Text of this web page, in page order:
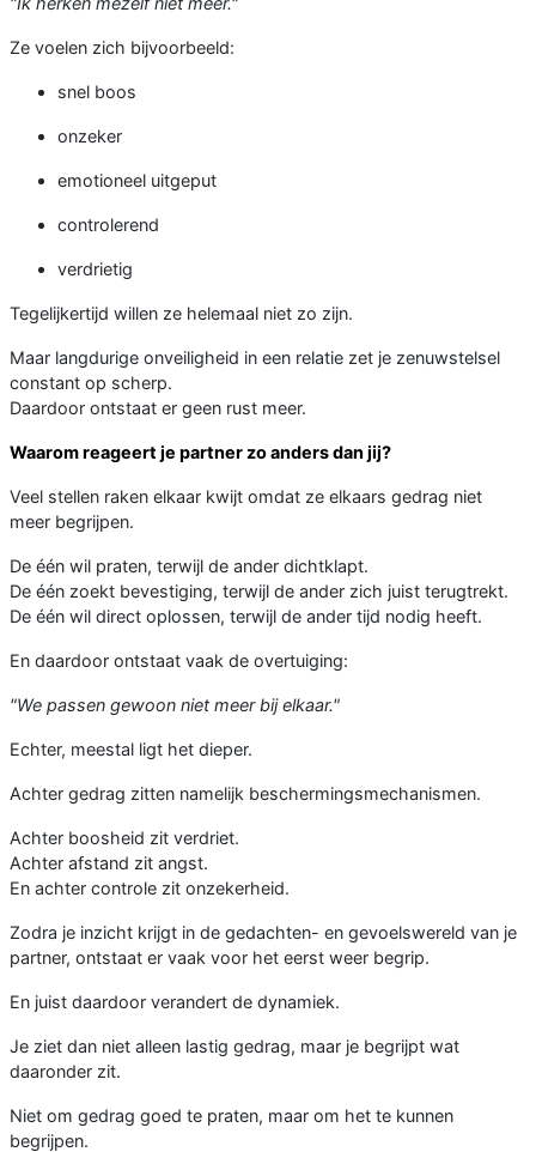
Ze voelen zich bijvoorbeeld:
snel boos
onzeker
emotioneel uitgeput
controlerend
verdrietig
Tegelijkertijd willen ze helemaal niet zo zijn.
Maar langdurige onveiligheid in een relatie zet je zenuwstelsel
constant op scherp.
Daardoor ontstaat er geen rust meer.
Waarom reageert je partner zo anders dan jij?
Veel stellen raken elkaar kwijt omdat ze elkaars gedrag niet
meer begrijpen.
De één wil praten, terwijl de ander dichtklapt.
De één zoekt bevestiging, terwijl de ander zich juist terugtrekt.
De één wil direct oplossen, terwijl de ander tijd nodig heeft.
En daardoor ontstaat vaak de overtuiging:
"We passen gewoon niet meer bij elkaar."
Echter, meestal ligt het dieper.
Achter gedrag zitten namelijk beschermingsmechanismen.
Achter boosheid zit verdriet.
Achter afstand zit angst.
En achter controle zit onzekerheid.
Zodra je inzicht krijgt in de gedachten- en gevoelswereld van je
partner, ontstaat er vaak voor het eerst weer begrip.
En juist daardoor verandert de dynamiek.
Je ziet dan niet alleen lastig gedrag, maar je begrijpt wat
daaronder zit.
Niet om gedrag goed te praten, maar om het te kunnen
begrijpen.